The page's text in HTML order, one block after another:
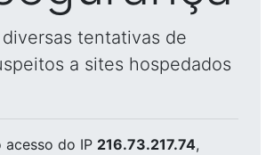
tentativas de
a sites hospedados
acesso do IP 216.73.217.74,